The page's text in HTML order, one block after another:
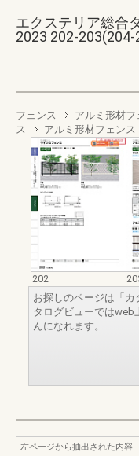
エクステリア総合
2023 202-203(204-
フェンス アルミ形材フ
ス
アルミ形材フェンス
202
お探しのページは「
タログビューではweb
んになれます。
左ページから抽出された内容